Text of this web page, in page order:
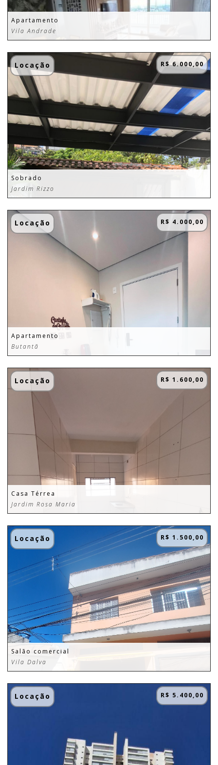
Apartamento
Vila Andrade
Locação R$ 6.000,00
Sobrado
Jardim Rizzo
Locação R$ 4.000,00
Apartamento
Butantã
Locação R$ 1.600,00
Casa Térrea
Jardim Rosa Maria
Locação R$ 1.500,00
Salão comercial
Vila Dalva
Locação R$ 5.400,00